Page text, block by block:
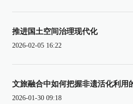
推进国土空间治理现代化
2026-02-05 16:22
文旅融合中如何把握非遗活化利用
2026-01-30 09:18